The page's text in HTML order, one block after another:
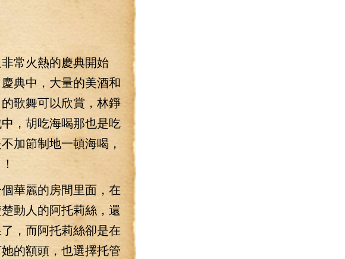
常火熱的慶典開始
典中，大量的美酒和
歌舞可以欣賞，林錚
，胡吃海喝那也是吃
加節制地一頓海喝，
麗的房間里面，在
動人的阿托莉絲，還
，而阿托莉絲卻是在
的額頭，也選擇托管